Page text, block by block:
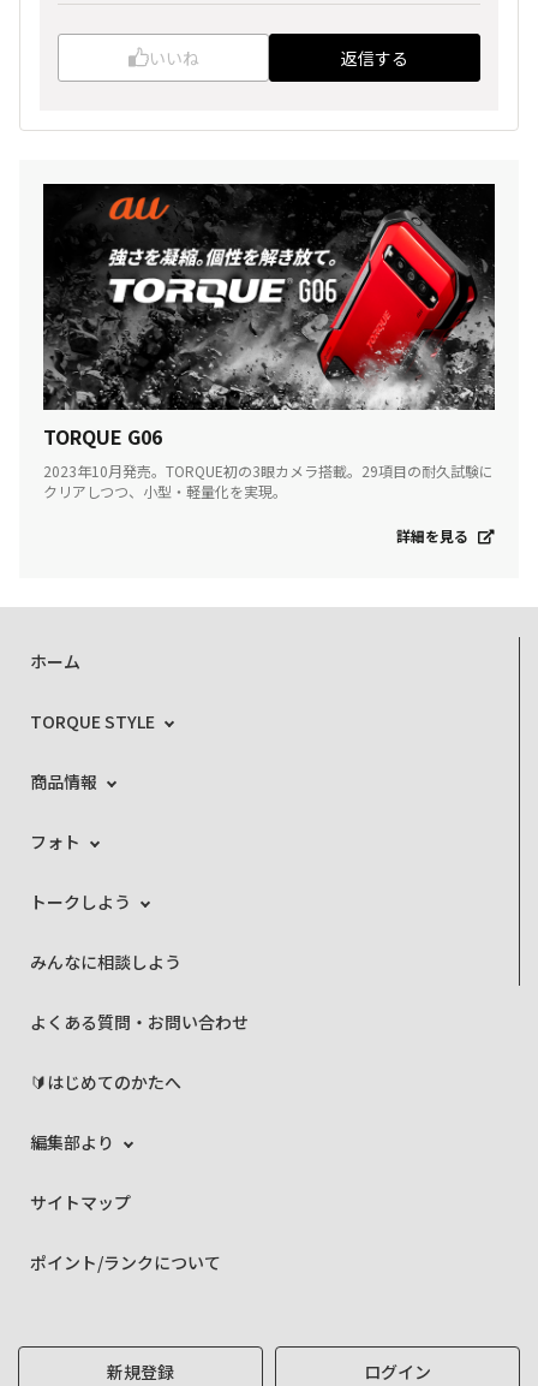
いいね 返信する
TORQUE G06
2023年10月発売。TORQUE初の3眼カメラ搭載。29項目の耐久試験に
クリアしつつ、小型・軽量化を実現。
詳細を見る
ホーム
TORQUE STYLE
商品情報
フォト
トークしよう
みんなに相談しよう
よくある質問・お問い合わせ
🔰はじめてのかたへ
編集部より
サイトマップ
ポイント/ランクについて
新規登録 ログイン